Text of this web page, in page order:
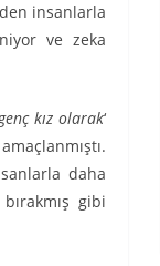
insanlarla
ve zeka
kız olarak‘
daha
gibi